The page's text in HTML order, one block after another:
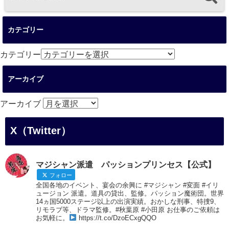
カテゴリー
カテゴリー
アーカイブ
アーカイブ
X（Twitter）
マジシャン派遣 パッションプリンセス【公式】
フォロー
全国各地のイベント、宴会の余興に #マジシャン #変面 #イリ
ュージョン 派遣。道具の貸出、監修。パッション魔術団。世界
14ヵ国5000ステージ以上の出演実績。おかしな刑事、特捜9、
リモラブ等、ドラマ監修。#秋葉原 #小田原 お仕事のご依頼は
お気軽に。
https://t.co/DzoECxgQQO